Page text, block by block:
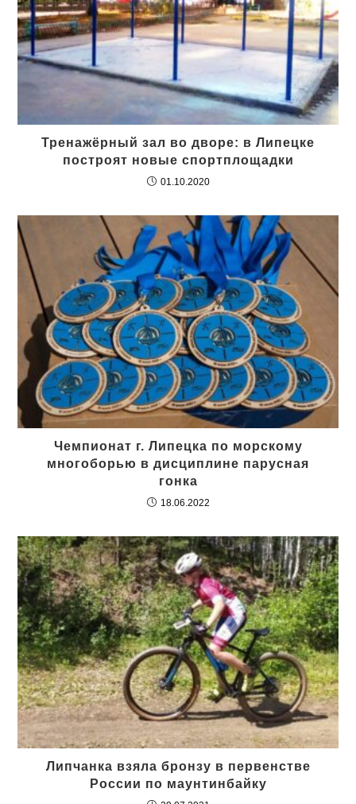
Тренажёрный зал во дворе: в Липецке
построят новые спортплощадки
01.10.2020
Чемпионат г. Липецка по морскому
многоборью в дисциплине парусная
гонка
18.06.2022
Липчанка взяла бронзу в первенстве
России по маунтинбайку